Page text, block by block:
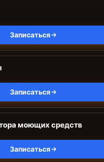
Записаться
Записаться
моющих средств
Записаться